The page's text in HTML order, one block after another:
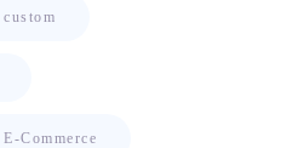
custom
E-Commerce